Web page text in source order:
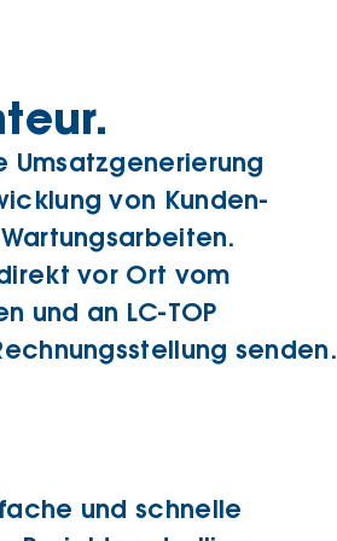
Umsatzgenerierung
von Kunden-
vor Ort vom
und an LC-TOP
senden.
und schnelle